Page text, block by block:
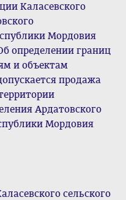
Каласевского
Мордовия
определении границ
и объектам
продажа
Ардатовского
Мордовия
сельского